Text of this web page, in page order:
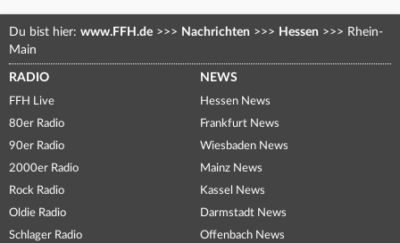
Du bist hier: www.FFH.de >>> Nachrichten >>> Hessen >>> Rhein-
Main
RADIO
FFH Live
80er Radio
90er Radio
2000er Radio
Rock Radio
Oldie Radio
Schlager Radio
NEWS
Hessen News
Frankfurt News
Wiesbaden News
Mainz News
Kassel News
Darmstadt News
Offenbach News